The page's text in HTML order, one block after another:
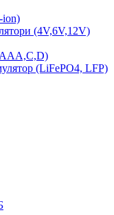
ion)
(4V,6V,12V)
(LiFePO4, LFP)